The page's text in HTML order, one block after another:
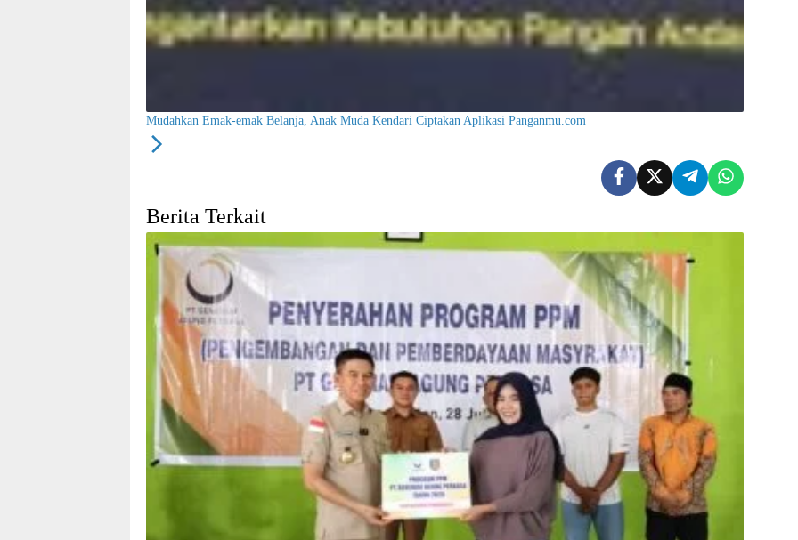
Mudahkan Emak-emak Belanja, Anak Muda Kendari Ciptakan Aplikasi Panganmu.com
Berita Terkait